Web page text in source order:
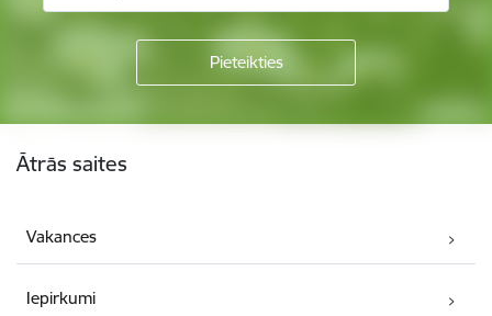
Ātrās saites
Vakances
Iepirkumi